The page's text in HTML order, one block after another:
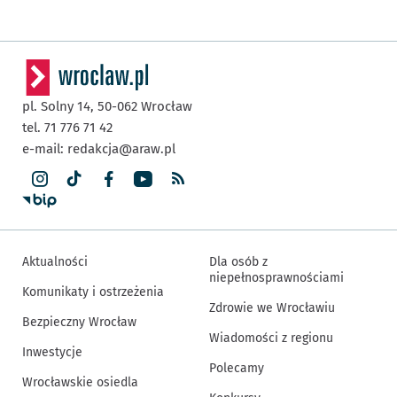
pl. Solny 14, 50-062 Wrocław
tel. 71 776 71 42
e-mail: redakcja@araw.pl
Aktualności
Komunikaty i ostrzeżenia
Bezpieczny Wrocław
Inwestycje
Wrocławskie osiedla
Dla osób z
niepełnosprawnościami
Zdrowie we Wrocławiu
Wiadomości z regionu
Polecamy